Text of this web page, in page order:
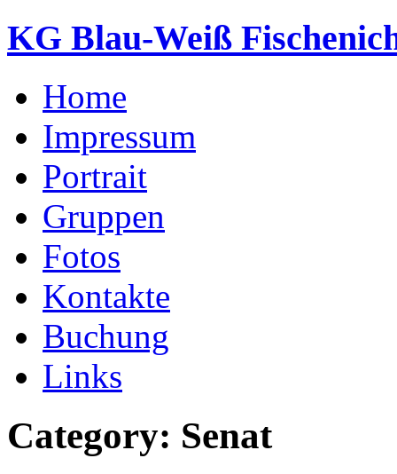
KG Blau-Weiß
Home
Impressum
Portrait
Gruppen
Fotos
Kontakte
Buchung
Links
Category: Senat